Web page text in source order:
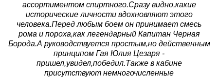
ассортиментом спиртного.Сразу видно,какие
исторические личности вдохновляют этого
человека.Перед любым боем он принимает смесь
рома и пороха,как легендарный Капитан Черная
Борода.А руководствуется простым,но действенным
принципом Гая Юлия Цезаря -
пришел,увидел,победил.Также в кабине
присутствуют немногочисленные